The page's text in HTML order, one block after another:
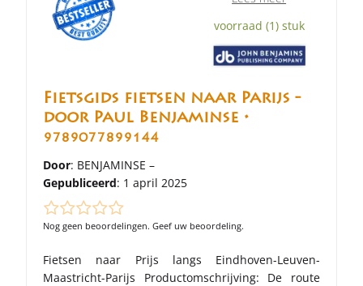
voorraad (1) stuk
Fietsgids fietsen naar Parijs -
door Paul Benjaminse •
9789077899144
Door: BENJAMINSE –
Gepubliceerd: 1 april 2025
Nog geen beoordelingen. Geef uw beoordeling.
Fietsen naar Prijs langs Eindhoven-Leuven-
Maastricht-Parijs Productomschrijving: De route